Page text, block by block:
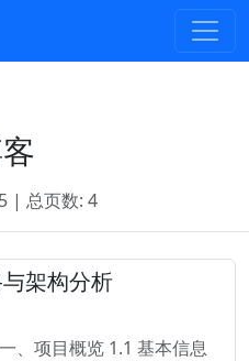
| 总页数: 4
架构分析
、项目概览 1.1 基本信息